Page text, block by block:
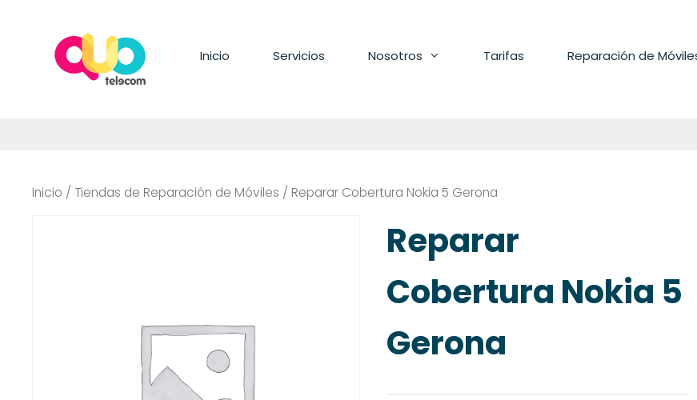
contenido
Inicio Servicios Nosotros Tarifas Reparación de
Inicio / Tiendas de Reparación de Móviles / Reparar Cobertura Nokia 5 Gerona
Reparar
Cobertura Nokia 5
Gerona